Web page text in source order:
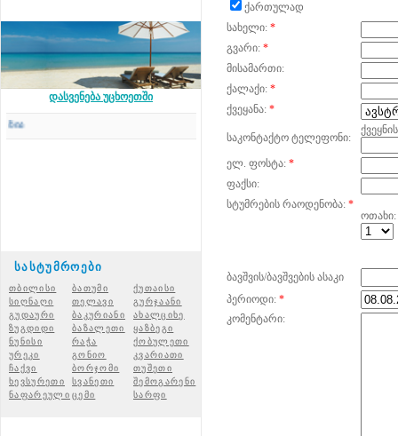
დასვენება უცხოეთში
-ის საკუთარი საავტომობილო
სასტუმროები
თბილისი ბათუმი
ქუთაისი
სიღნაღი
თელავი
გურჯაანი
გუდაური
ბაკურიანი ახალციხე
ზუგდიდი
ბაზალეთი
ყაზბეგი
ნუნისი
რაჭა
ქობულეთი
ურეკი
გონიო
კვარიათი
ჩაქვი
ბორჯომი
თუშეთი
ხევსურეთი
სვანეთი
შემოგარენი
ნაფარეული ცემი სარფი
ქართულად
სახელი: *
გვარი: *
მისამართი:
ქალაქი: *
ქვეყანა: *
საკონტაქტო ტელეფონი:
ელ. ფოსტა: *
ფაქსი:
სტუმრების რაოდენობა: *
ოთახი:
ბავშვის/ბავშვების ასაკი
პერიოდი: *
კომენტარი: